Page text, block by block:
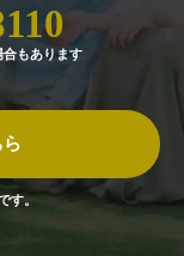
もあります
す。